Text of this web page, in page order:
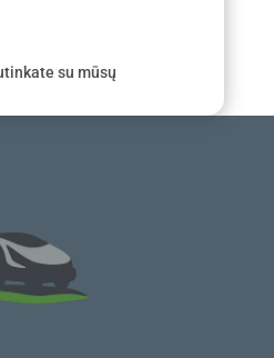
su mūsų